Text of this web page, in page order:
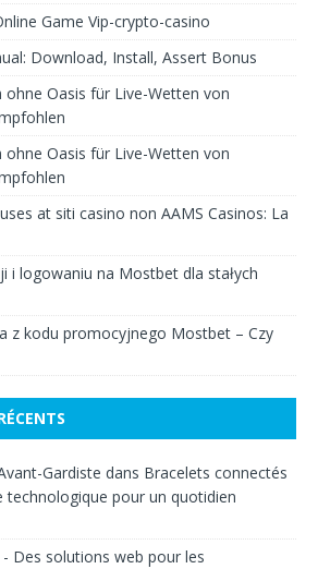
Game Vip-crypto-casino
Download, Install, Assert Bonus
Oasis für Live-Wetten von
Oasis für Live-Wetten von
at siti casino non AAMS Casinos: La
i logowaniu na Mostbet dla stałych
z kodu promocyjnego Mostbet – Czy
Gardiste dans Bracelets connectés
technologique pour un quotidien
Des solutions web pour les